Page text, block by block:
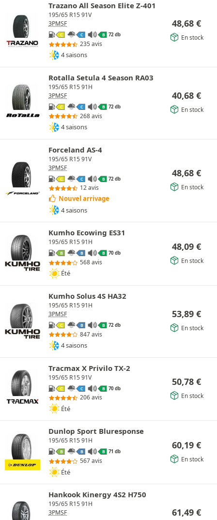
Trazano All Season Elite Z-401
195/65 R15 91V
3PMSF
C C B 72 db
235 avis
4 saisons
48,68 €
En stock
Rotalla Setula 4 Season RA03
195/65 R15 91H
3PMSF
C C B 72 db
268 avis
4 saisons
40,68 €
En stock
Forceland AS-4
195/65 R15 91V
3PMSF
C C B 72 db
12 avis
Nouvel arrivage
4 saisons
48,68 €
En stock
Kumho Ecowing ES31
195/65 R15 91H
B B B 70 db
568 avis
Été
48,09 €
En stock
Kumho Solus 4S HA32
195/65 R15 91H
3PMSF
C B B 72 db
847 avis
4 saisons
53,89 €
En stock
Tracmax X Privilo TX-2
195/65 R15 91V
C C B 70 db
206 avis
Été
50,78 €
En stock
Dunlop Sport Bluresponse
195/65 R15 91H
B B B 71 db
567 avis
Été
60,19 €
En stock
Hankook Kinergy 4S2 H750
195/65 R15 91H
3PMSF
61,49 €